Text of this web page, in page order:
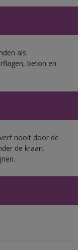
als
beton en
nooit door de
de kraan.